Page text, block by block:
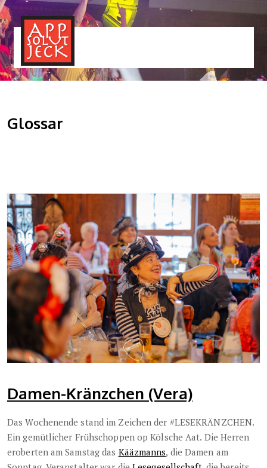
Glossar
Damen-Kränzchen (Vera)
Das Wochenende stand im Zeichen der #LESEKRÄNZCHEN.
Ein gemütlicher Frühschoppen op Kölsche Aat. Die Herren
eroberten am Samstag das Kääzmanns, die Damen am